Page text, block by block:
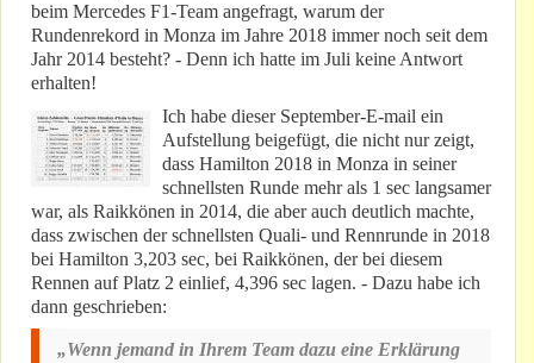
beim Mercedes F1-Team angefragt, warum der
Rundenrekord in Monza im Jahre 2018 immer noch seit dem
Jahr 2014 besteht? - Denn ich hatte im Juli keine Antwort
erhalten!
Ich habe dieser September-E-mail ein
Aufstellung beigefügt, die nicht nur zeigt,
dass Hamilton 2018 in Monza in seiner
schnellsten Runde mehr als 1 sec langsamer
war, als Raikkönen in 2014, die aber auch deutlich machte,
dass zwischen der schnellsten Quali- und Rennrunde in 2018
bei Hamilton 3,203 sec, bei Raikkönen, der bei diesem
Rennen auf Platz 2 einlief, 4,396 sec lagen. - Dazu habe ich
dann geschrieben:
„Wenn jemand in Ihrem Team dazu eine Erklärung